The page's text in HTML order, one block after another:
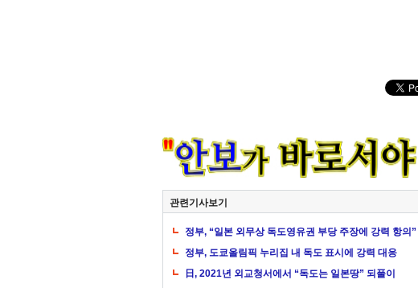
관련기사보기
정부, “일본 외무상 독도영유권 부당 주장에 강력 항의”
정부, 도쿄올림픽 누리집 내 독도 표시에 강력 대응
日, 2021년 외교청서에서 “독도는 일본땅” 되풀이